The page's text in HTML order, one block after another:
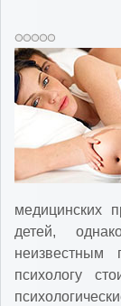
медицинских
детей,
психологу